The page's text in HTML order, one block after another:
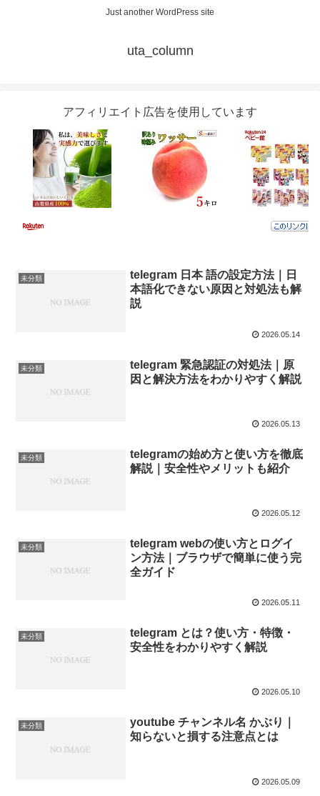
Just another WordPress site
uta_column
アフィリエイト広告を使用しています
未分類
telegram 日本 語の設定方法｜日
本語化できない原因と対処法も解
説
2026.05.14
未分類
telegram 緊急認証の対処法｜原
因と解決方法をわかりやすく解説
2026.05.13
未分類
telegramの始め方と使い方を徹底
解説｜安全性やメリットも紹介
2026.05.12
未分類
telegram webの使い方とログイ
ン方法｜ブラウザで簡単に使う完
全ガイド
2026.05.11
未分類
telegram とは？使い方・特徴・
安全性をわかりやすく解説
2026.05.10
未分類
youtube チャンネル名 かぶり｜
知らないと損する注意点とは
2026.05.09